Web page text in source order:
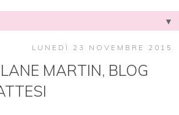
▼
LUNEDÌ 23 NOVEMBRE 2015
MARTIN, BLOG